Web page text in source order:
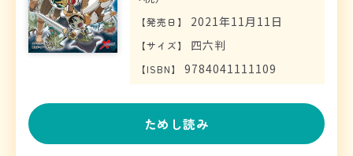
【発売日 】 2021年11月11日
【サイズ】 四六判
【ISBN】 9784041111109
ためし読み